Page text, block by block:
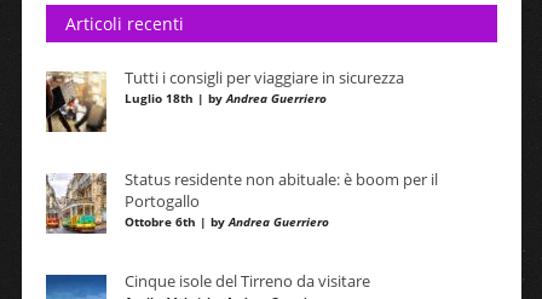
Articoli recenti
Tutti i consigli per viaggiare in sicurezza
Luglio 18th | byAndrea Guerriero
Status residente non abituale: è boom per il
Portogallo
Ottobre 6th | byAndrea Guerriero
Cinque isole del Tirreno da visitare